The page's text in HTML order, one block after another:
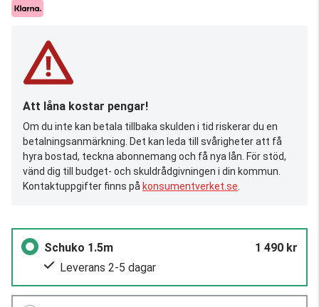
Att låna kostar pengar!
Om du inte kan betala tillbaka skulden i tid riskerar du en
betalningsanmärkning. Det kan leda till svårigheter att få
hyra bostad, teckna abonnemang och få nya lån. För stöd,
vänd dig till budget- och skuldrådgivningen i din kommun.
Kontaktuppgifter finns på konsumentverket.se
Schuko 1.5m
1 490 kr
Leverans 2-5 dagar